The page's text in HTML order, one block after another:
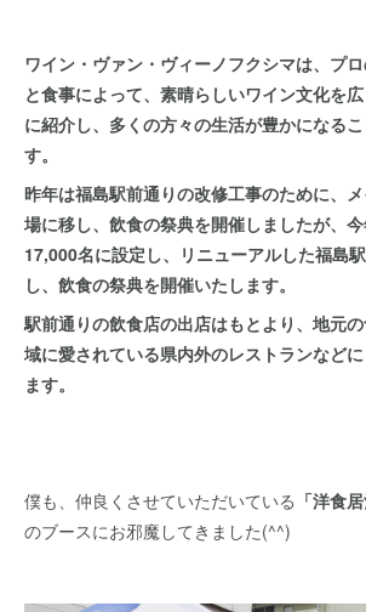
ワイン・ヴァン・ヴィーノフクシマは、プ
と食事によって、素晴らしいワイン文化を
に紹介し、多くの方々の生活が豊かになる
す。
昨年は福島駅前通りの改修工事のために、
場に移し、飲食の祭典を開催しましたが、
17,000名に設定し、リニューアルした福島
し、飲食の祭典を開催いたします。
駅前通りの飲食店の出店はもとより、地元
域に愛されている県内外のレストランなど
ます。
僕も、仲良くさせていただいている 「洋食
のブースにお邪魔してきました(^^)